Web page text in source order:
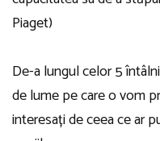
Piaget)
De-a lungul celor 5
de lume pe care o vom
interesați de ceea ce ar